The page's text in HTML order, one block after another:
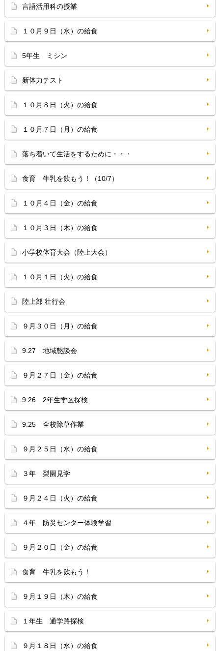
言語活用科の授業
１０月９日（水）の給食
5年生 ミシン
新体力テスト
１０月８日（火）の給食
１０月７日（月）の給食
落ち着いて生活をするために・・・
食育 牛乳を飲もう！（10/7）
１０月４日（金）の給食
１０月３日（木）の給食
小学校体育大会（陸上大会）
１０月１日（火）の給食
陸上部 壮行会
９月３０日（月）の給食
9.27 地域懇談会
９月２７日（金）の給食
9.26 2年生学区探検
9.25 全校除草作業
９月２５日（水）の給食
３年 梨園見学
９月２４日（火）の給食
４年 防災センター体験学習
９月２０日（金）の給食
食育 牛乳を飲もう！
９月１９日（木）の給食
１年生 通学路探検
９月１８日（水）の給食